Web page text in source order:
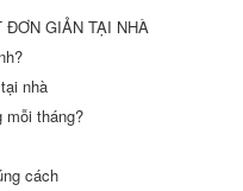
ĐƠN GIẢN TẠI NHÀ
nhà
mỗi tháng?
cách